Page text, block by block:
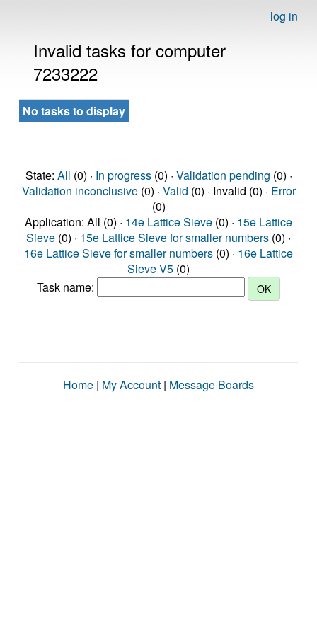
log in
Invalid tasks for computer
7233222
No tasks to display
State: All (0) · In progress(0) · Validation pending (0) ·
Validation inconclusive(0) · Valid (0) · Invalid (0) · Error
(0)
Application: All (0) · 14e Lattice Sieve (0) · 15e Lattice
Sieve (0) · 15e Lattice Sieve for smaller numbers (0) ·
16e Lattice Sieve for smaller numbers (0) · 16e Lattice
Sieve V5 (0)
Task name:
Home | My Account | Message Boards